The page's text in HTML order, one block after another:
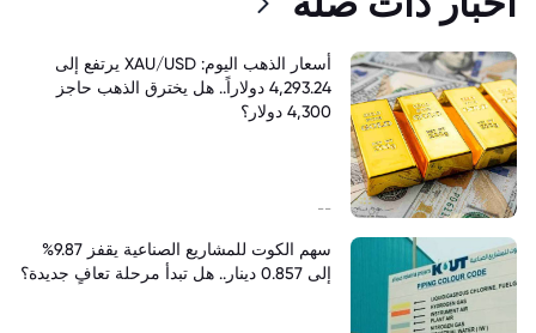
أسعار الذهب اليوم: XAU/USD يرتفع إلى
4,293.24 دولاراً.. هل يخترق الذهب حاجز
4,300 دولار؟
--
سهم الكوت للمشاريع الصناعية يقفز 9.87%
إلى 0.857 دينار.. هل تبدأ مرحلة تعافٍ جديدة؟